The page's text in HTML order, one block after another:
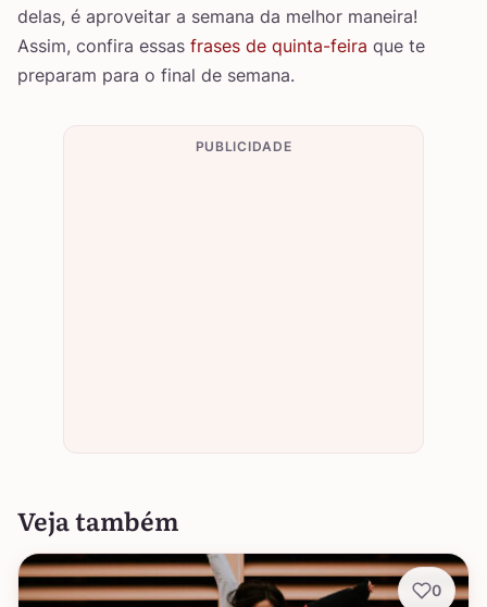
delas, é aproveitar a semana da melhor maneira!
Assim, confira essas frases de quinta-feira que te
preparam para o final de semana.
PUBLICIDADE
Veja também
0